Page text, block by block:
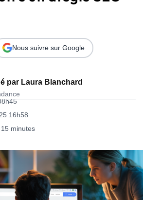
par Laura Blanchard
16h58
minutes
Nous suivre sur Google